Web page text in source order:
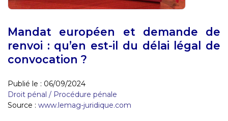
Mandat européen et demande de
renvoi : qu’en est-il du délai légal de
convocation ?
Publié le : 06/09/2024
Droit pénal / Procédure pénale
Source : www.lemag-juridique.com